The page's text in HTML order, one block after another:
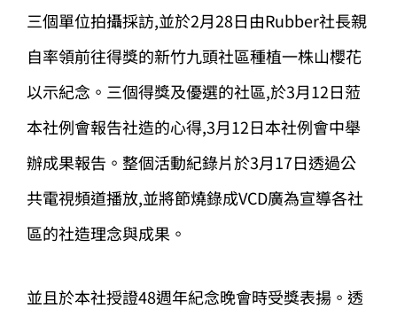
三個單位拍攝採訪,並於2月28日由Rubber社長親
自率領前往得獎的新竹九頭社區種植一株山櫻花
以示紀念。三個得獎及優選的社區,於3月12日蒞
本社例會報告社造的心得,3月12日本社例會中舉
辦成果報告。整個活動紀錄片於3月17日透過公
共電視頻道播放,並將節燒錄成VCD廣為宣導各社
區的社造理念與成果。
並且於本社授證48週年紀念晚會時受獎表揚。透